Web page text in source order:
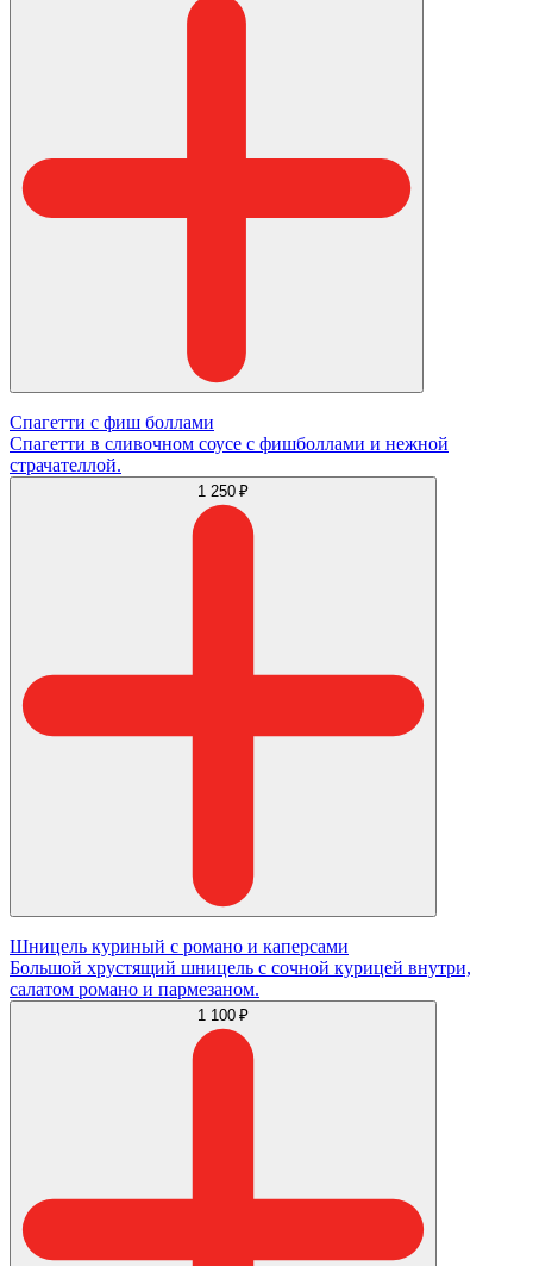
Спагетти с фиш боллами
Спагетти в сливочном соусе с фишболлами и нежной
страчателлой.
1 250 ₽
Шницель куриный с романо и каперсами
Большой хрустящий шницель с сочной курицей внутри,
салатом романо и пармезаном.
1 100 ₽